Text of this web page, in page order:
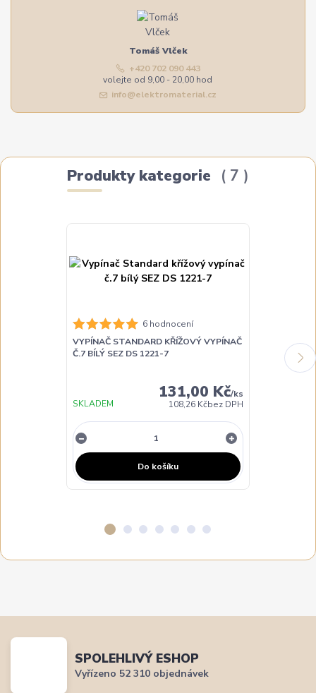
Tomáš Vlček
+420 702 090 443
volejte od 9,00 - 20,00 hod
info@elektromaterial.cz
Produkty kategorie 7
6 hodnocení
VYPÍNAČ STANDARD KŘÍŽOVÝ VYPÍNAČ
Č.7 BÍLÝ SEZ DS 1221-7
131,00 Kč/ks
108,26 Kčbez DPH
SKLADEM
Do košíku
VYPÍNAČ
VYPÍNAČ
SPOLEHLIVÝ ESHOP
Vyřízeno 52 310 objednávek